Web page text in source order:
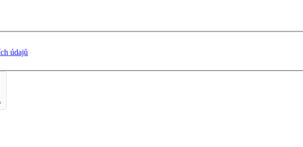
údajů